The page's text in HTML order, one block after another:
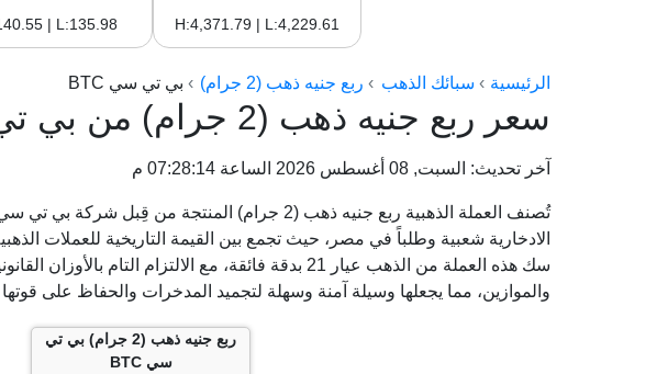
H:4,371.79 | L:4,229.61
| L:135.98
الرئيسية سبائك الذهب ربع جنيه ذهب (2 جرام) بي تي سي BTC
سعر ربع جنيه ذهب (2 جرام) من بي تي سي BTC اليوم
آخر تحديث: السبت, 08 أغسطس 2026 الساعة 07:28:14 م
الادخارية شعبية وطلباً في مصر، حيث تجمع بين القيمة التاريخية للعملات
سك هذه العملة من الذهب عيار 21 بدقة فائقة، مع الالتزام
والموازين، مما يجعلها وسيلة آمنة وسهلة لتجميد المدخرات والحفاظ على قوتها
ربع جنيه ذهب (2 جرام) بي تي
سي BTC